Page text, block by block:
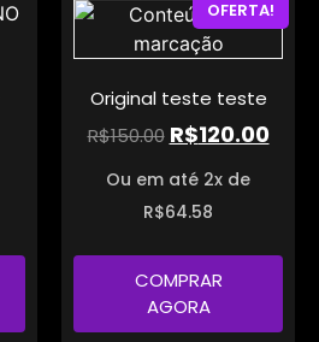
OFERTA!
Original teste teste
R$150.00 R$120.00
Ou em até 2x de
R$64.58
COMPRAR
AGORA